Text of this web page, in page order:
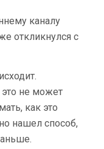
каналу
откликнулся с
не может
как это
нашел способ,